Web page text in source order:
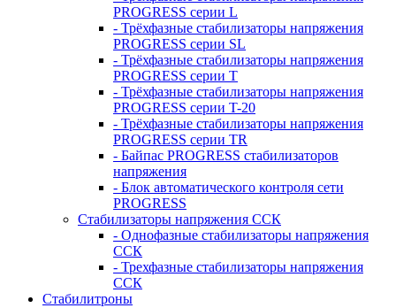
PROGRESS серии L
- Трёхфазные стабилизаторы напряжения
PROGRESS серии SL
- Трёхфазные стабилизаторы напряжения
PROGRESS серии T
- Трёхфазные стабилизаторы напряжения
PROGRESS серии T-20
- Трёхфазные стабилизаторы напряжения
PROGRESS серии TR
- Байпас PROGRESS стабилизаторов
напряжения
- Блок автоматического контроля сети
PROGRESS
Стабилизаторы напряжения ССК
- Однофазные стабилизаторы напряжения
ССК
- Трехфазные стабилизаторы напряжения
ССК
Стабилитроны